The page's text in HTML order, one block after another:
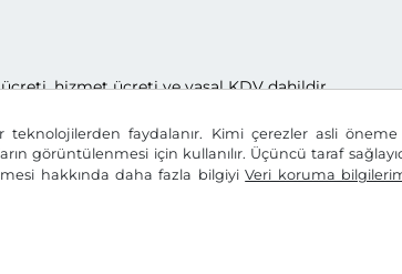
faydalanır. Kimi çerezler asli
görüntülenmesi için kullanılır. Üçüncü taraf
hakkında daha fazla bilgiyiVeri koruma
hizmet ücreti ve yasal KDV dahildir.